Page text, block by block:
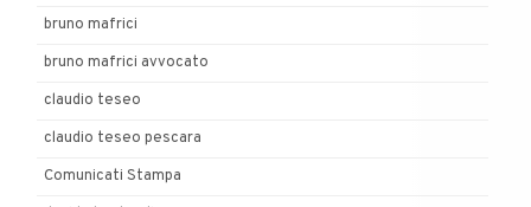
bruno mafrici
bruno mafrici avvocato
claudio teseo
claudio teseo pescara
Comunicati Stampa